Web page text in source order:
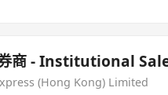
商 - Institutional
(Hong Kong) Limited